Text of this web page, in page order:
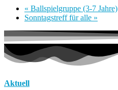
« Ballspielgruppe (3-7 Jahre)
Sonntagstreff für alle »
Aktuell